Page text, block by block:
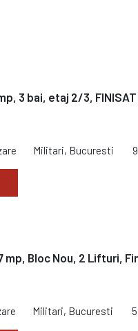
3 bai, etaj 2/3, FINISAT
Militari, Bucuresti
mp, Bloc Nou, 2 Lifturi,
Militari, Bucuresti